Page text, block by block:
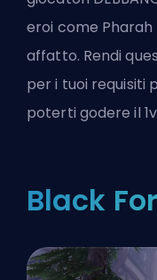
eroi come
affatto. Rendi
per i tuoi requisiti
poterti godere il
Black